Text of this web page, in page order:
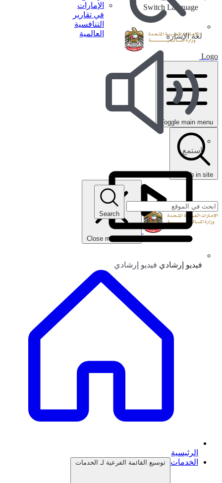
الإمارات
في تقارير
التنافسية
العالمية
لغة الإشارة
استمع
فيديو إرشادي فيديو إرشادي
Switch Language
Logo
Toggle main menu
search in site
Close main menu
Search
الرئيسية
الخدمات
توسيع القائمة الفرعية لـ الخدمات